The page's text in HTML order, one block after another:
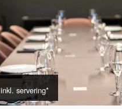
inkl. servering*